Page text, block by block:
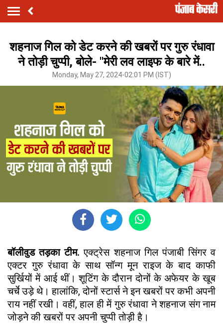
शहनाज गिल को डेट करने की खबरों पर गुरु रंधावा
ने तोड़ी चुप्पी, बोले- ''मेरी लव लाइफ के बारे में..
Monday, May 27, 2024-02:01 PM (IST)
बॉलीवुड तड़का टीम.एक्ट्रेस शहनाज गिल पंजाबी सिंगर व
एक्टर गुरु रंधावा के साथ सॉन्ग मून राइज के बाद काफी
सुर्खियों में आई थीं। शूटिंग के दौरान दोनों के अफेयर के खूब
चर्चे उड़े थे। हालांकि, दोनों स्टार्स ने इन खबरों पर कभी अपनी
राय नहीं रखी। वहीं, हाल ही में गुरु रंधावा ने शहनाज संग नाम
जोड़ने की खबरों पर अपनी चुप्पी तोड़ी है।